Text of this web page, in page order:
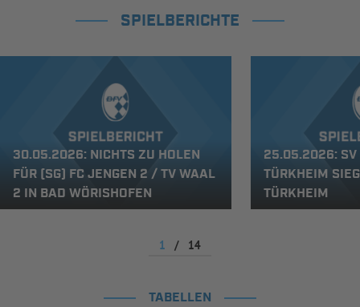
SPIELBERICHTE
30.05.2026: NICHTS ZU HOLEN
FÜR (SG) FC JENGEN 2 / TV WAAL
2 IN BAD WÖRISHOFEN
25.05.2026: SV
TÜRKHEIM
TÜRKHEIM
1 / 14
TABELLEN